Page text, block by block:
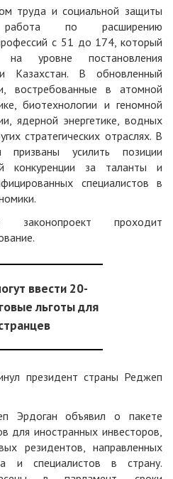
труда и социальной защиты
по расширению
с 51 до 174, который
на уровне постановления
Казахстан. В обновленный
востребованные в атомной
биотехнологии и геномной
ядерной энергетике, водных
стратегических отраслях. В
усилить позиции
конкуренции за таланты и
специалистов в
проходит
ввести 20-
льготы для
президент страны Реджеп
Эрдоган объявил о пакете
для иностранных инвесторов,
резидентов, направленных
и специалистов в страну.